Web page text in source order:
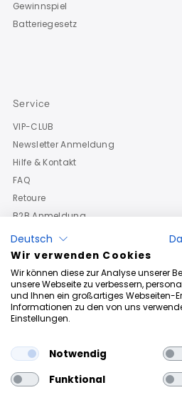
Gewinnspiel
Batteriegesetz
Service
VIP-CLUB
Newsletter Anmeldung
Hilfe & Kontakt
FAQ
Retoure
B2B Anmeldung
Deutsch
Wir verwenden Cookies
Wir können diese zur Analyse unserer
unsere Webseite zu verbessern,
und Ihnen ein großartiges Webseiten-
Informationen zu den von uns
Einstellungen.
Notwendig
Funktional